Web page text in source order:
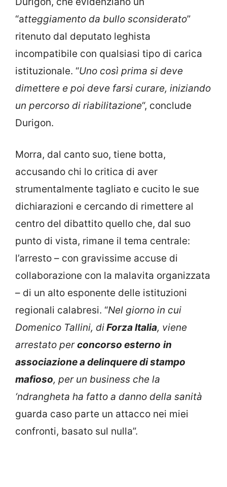
“atteggiamento da bullo sconsiderato”
ritenuto dal deputato leghista
incompatibile con qualsiasi tipo di carica
istituzionale. “Uno così prima si deve
dimettere e poi deve farsi curare, iniziando
un percorso di riabilitazione“, conclude
Durigon.
Morra, dal canto suo, tiene botta,
accusando chi lo critica di aver
strumentalmente tagliato e cucito le sue
dichiarazioni e cercando di rimettere al
centro del dibattito quello che, dal suo
punto di vista, rimane il tema centrale:
l’arresto – con gravissime accuse di
collaborazione con la malavita organizzata
– di un alto esponente delle istituzioni
regionali calabresi. “Nel giorno in cui
Domenico Tallini, diForza Italia, viene
arrestato perconcorso esterno in
associazione a delinquere di stampo
mafioso, per un business che la
‘ndrangheta ha fatto a danno della sanità
guarda caso parte un attacco nei miei
confronti, basato sul nulla”.